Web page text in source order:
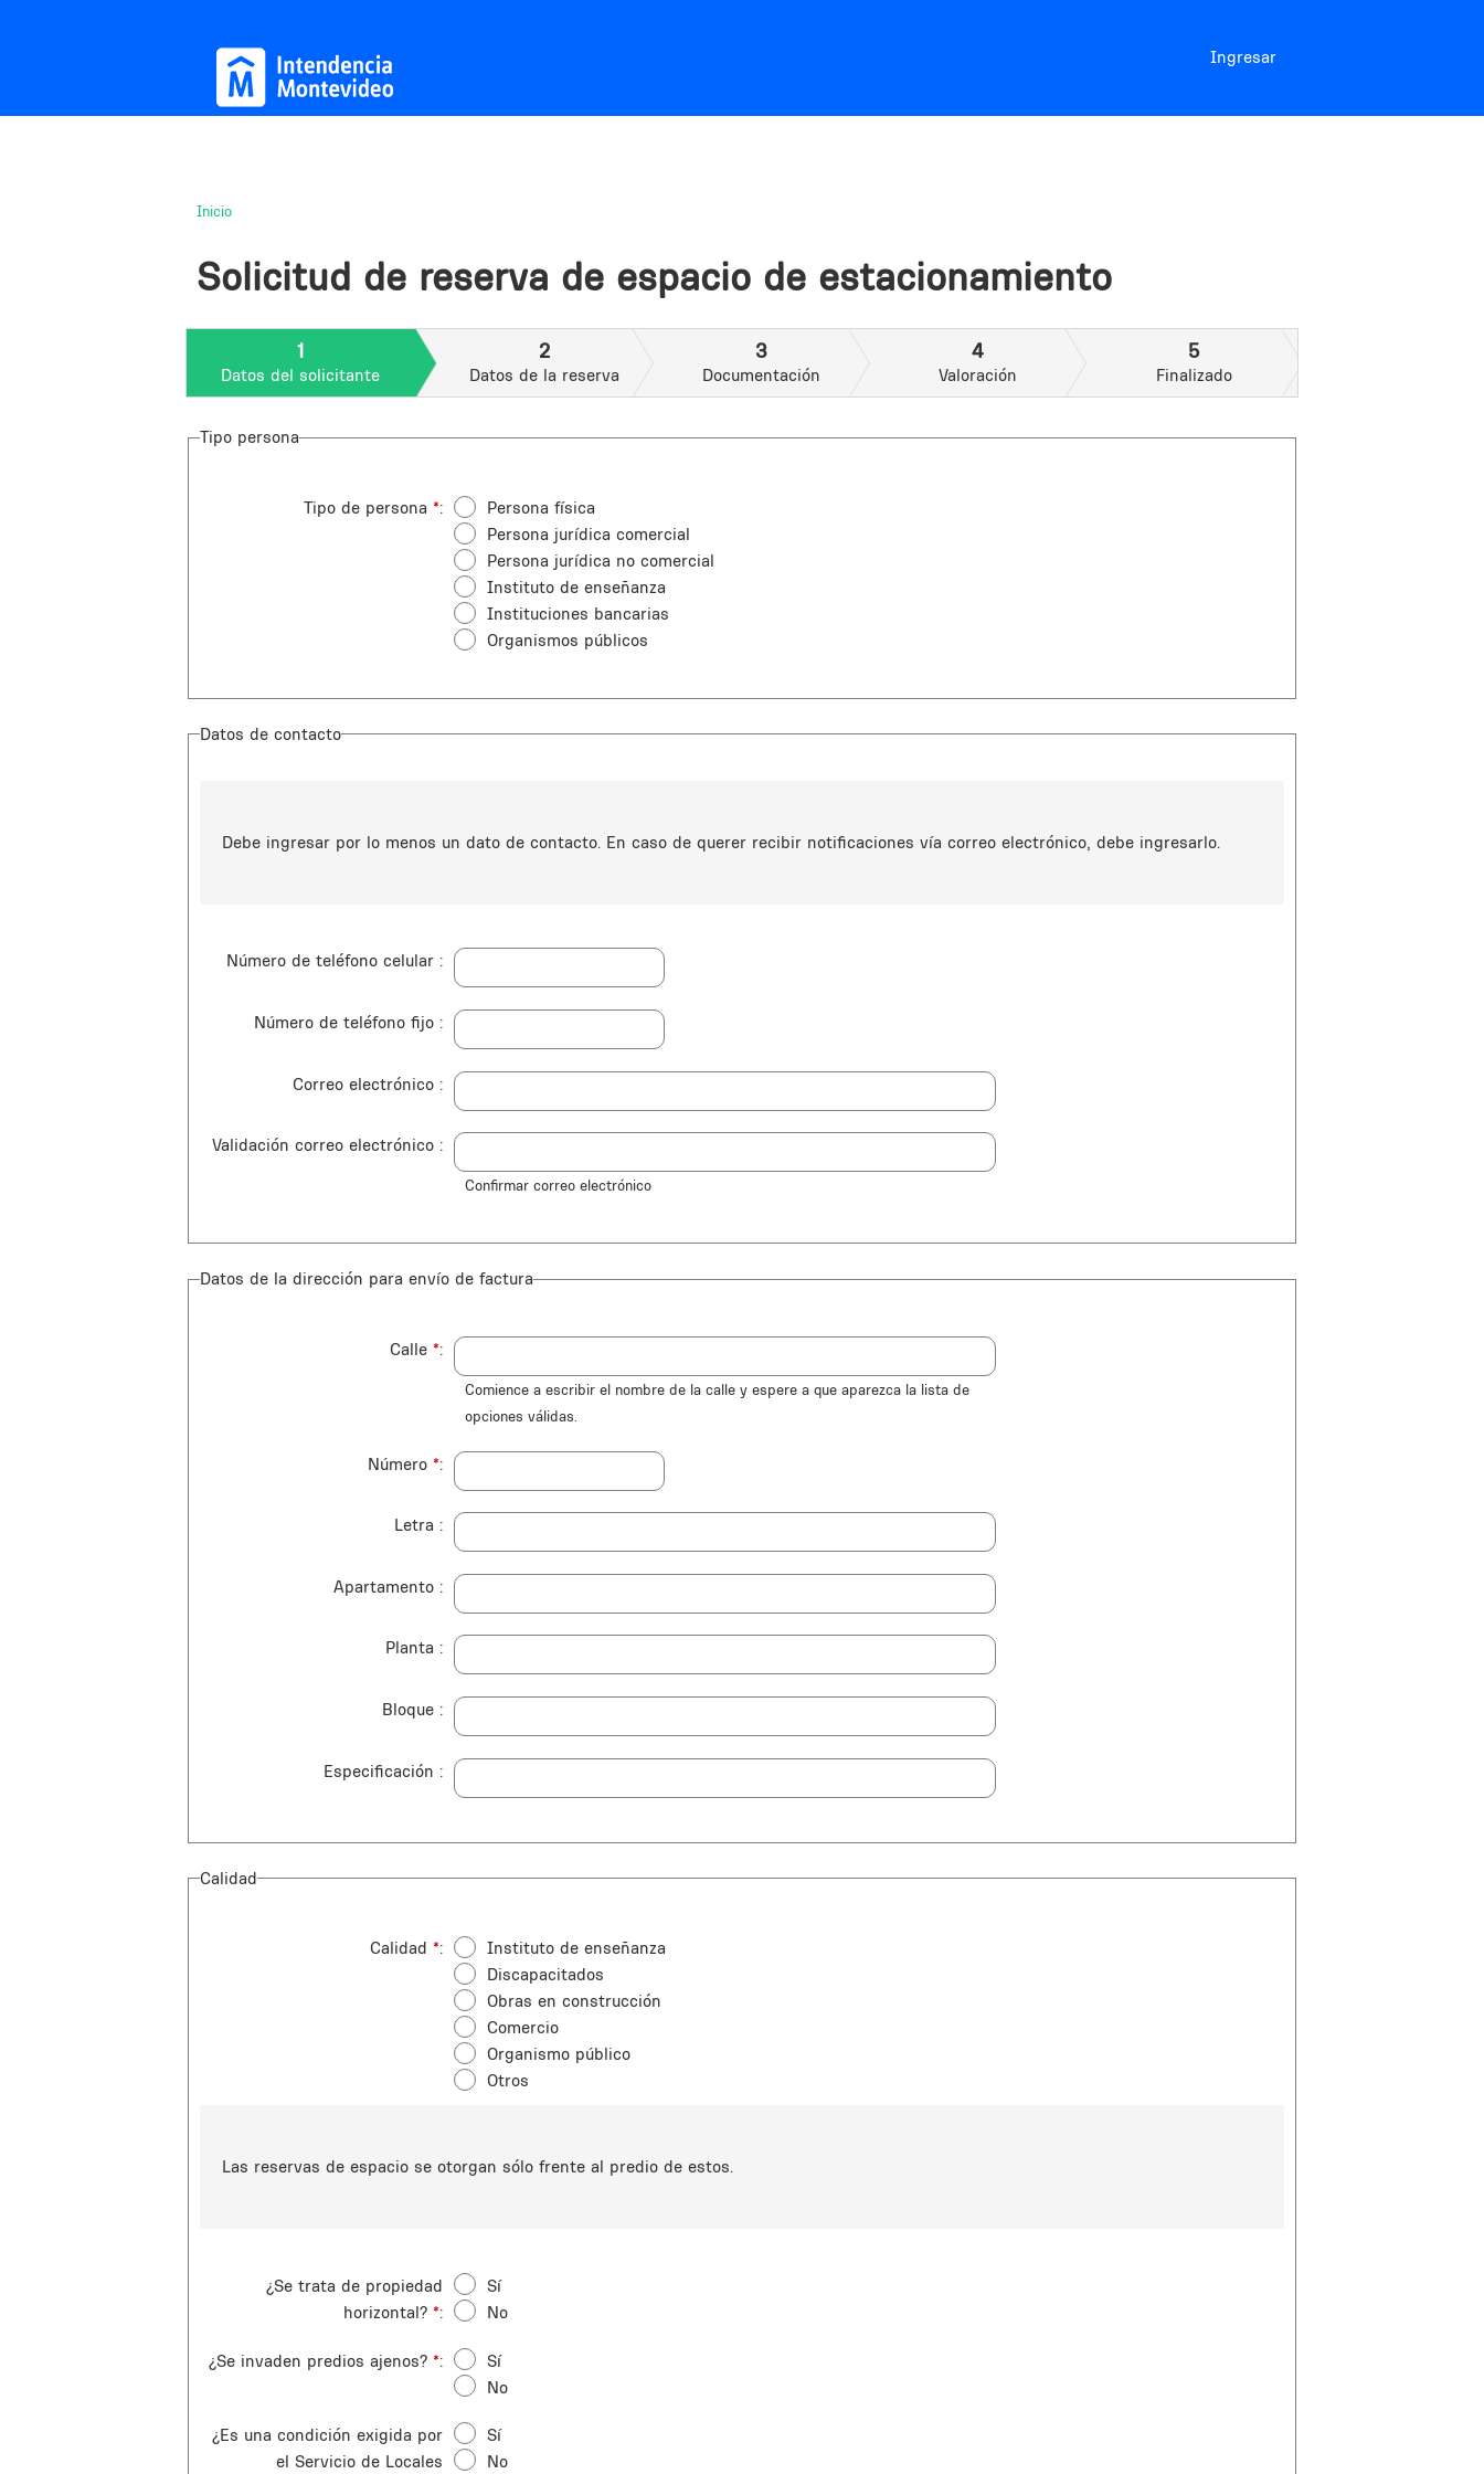
Ingresar
está
aquí
Inicio
Solicitud de reserva de espacio de estacionamiento
1
Datos del solicitante
2
Datos de la reserva
3
Documentación
4
Valoración
5
Finalizado
Tipo persona
Tipo de persona *
Persona física
Persona jurídica comercial
Persona jurídica no comercial
Instituto de enseñanza
Instituciones bancarias
Organismos públicos
Datos de contacto
Debe ingresar por lo menos un dato de contacto. En caso de querer recibir notificaciones vía correo electrónico, debe ingresarlo.
Número de teléfono celular
Número de teléfono fijo
Correo electrónico
Validación correo electrónico
Confirmar correo electrónico
Datos de la dirección para envío de factura
Calle *
Comience a escribir el nombre de la calle y espere a que aparezca la lista de
opciones válidas.
Número *
Letra
Apartamento
Planta
Bloque
Especificación
Calidad
Calidad *
Instituto de enseñanza
Discapacitados
Obras en construcción
Comercio
Organismo público
Otros
Las reservas de espacio se otorgan sólo frente al predio de estos.
¿Se trata de propiedad
horizontal? *
Sí
No
¿Se invaden predios ajenos? *
Sí
No
¿Es una condición exigida por
el Servicio de Locales
Sí
No